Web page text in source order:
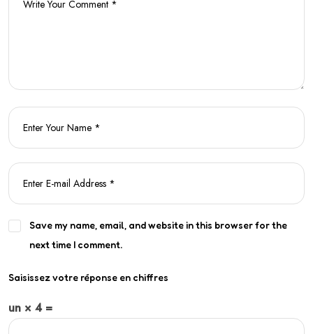
Save my name, email, and website in this browser for the
next time I comment.
Saisissez votre réponse en chiffres
un × 4 =